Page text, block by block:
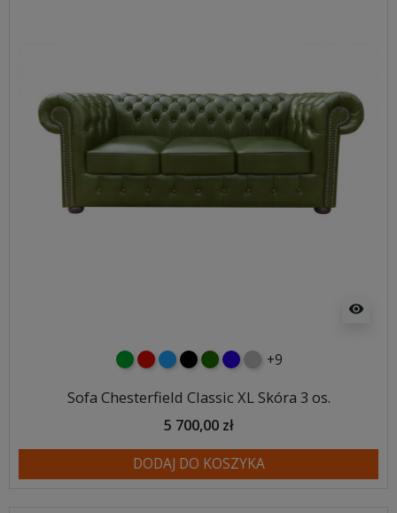
visibility
zielonyczerwony
niebieski
czarnybutelkowa zieleń
ciemno niebieski
szary
+9
Sofa Chesterfield Classic XL Skóra 3 os.
5 700,00 zł
DODAJ DO KOSZYKA